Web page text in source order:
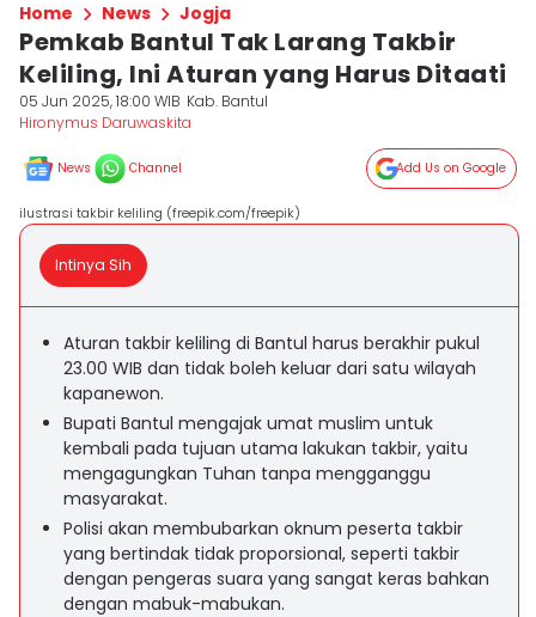
Home News Jogja
Pemkab Bantul Tak Larang Takbir
Keliling, Ini Aturan yang Harus Ditaati
05 Jun 2025, 18:00 WIB Kab. Bantul
Hironymus Daruwaskita
News Channel Add Us on Google
ilustrasi takbir keliling (freepik.com/freepik)
Intinya Sih
Aturan takbir keliling di Bantul harus berakhir pukul
23.00 WIB dan tidak boleh keluar dari satu wilayah
kapanewon.
Bupati Bantul mengajak umat muslim untuk
kembali pada tujuan utama lakukan takbir, yaitu
mengagungkan Tuhan tanpa mengganggu
masyarakat.
Polisi akan membubarkan oknum peserta takbir
yang bertindak tidak proporsional, seperti takbir
dengan pengeras suara yang sangat keras bahkan
dengan mabuk-mabukan.